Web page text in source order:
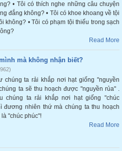
• Tôi có thích nghe những câu chuyện
đắng không? • Tôi có khoe khoang về tội
không? • Tôi có phạm tội thiếu trong sạch
Read More
mà không nhận biết?
chúng ta rải khắp nơi hạt giống "nguyền
ta sẽ thu hoạch được "nguyền rủa" .
chúng ta rải khắp nơi hạt giống "chúc
đương nhiên thứ mà chúng ta thu hoạch
"chúc phúc"!
Read More